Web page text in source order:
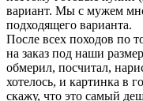
вариант. Мы с мужем
подходящего варианта.
После всех походов по
на заказ под наши
обмерил, посчитал,
хотелось, и картинка в
скажу, что это самый